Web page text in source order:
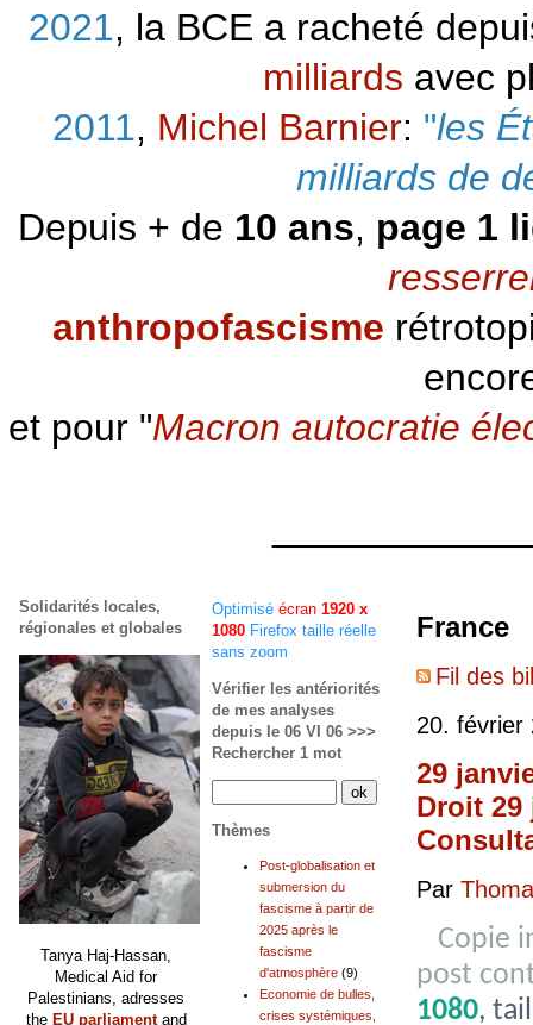
2021, la BCE a racheté
milliards avec
2011, Michel Barnier: "les
milliards de
Depuis + de 10 ans, page 1
anthropofascisme
et pour "Macron autocratie
France
Fil des
20. février
29
Droit 29
Par
Copie
post
1080,
Optimisé écran 1920 x
1080 Firefox taille réelle
sans zoom
Vérifier les antériorités
de mes analyses
depuis le 06 VI 06 >>>
Rechercher 1 mot
Thèmes
Post-globalisation et
submersion du
fascisme à partir de
2025 après le
fascisme
d'atmosphère (9)
Economie de bulles,
crises systémiques,
Solidarités locales,
régionales et globales
Tanya Haj-Hassan,
Medical Aid for
Palestinians, adresses
the EU parliamentand